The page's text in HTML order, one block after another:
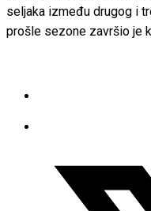
seljaka između drugog i
prošle sezone završio je